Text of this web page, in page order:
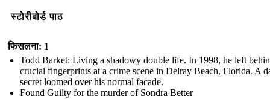
स्टोरीबोर्ड पाठ
फिसलना: 1
Todd Barket: Living a shadowy double life. In 1998, he left
crucial fingerprints at a crime scene in Delray Beach, Florida. A
secret loomed over his normal facade.
Found Guilty for the murder of Sondra Better